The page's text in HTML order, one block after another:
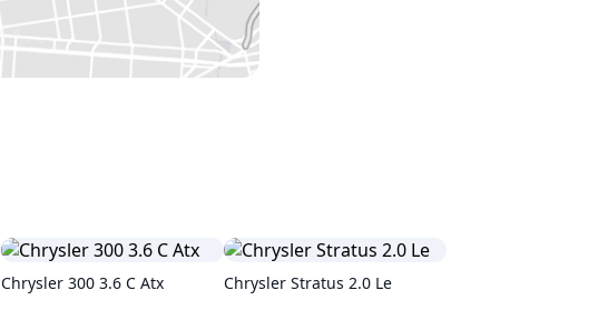
Chrysler 300 3.6 C Atx Chrysler Stratus 2.0 Le